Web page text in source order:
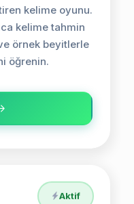
kelime oyunu.
kelime tahmin
örnek beyitlerle
öğrenin.
Aktif